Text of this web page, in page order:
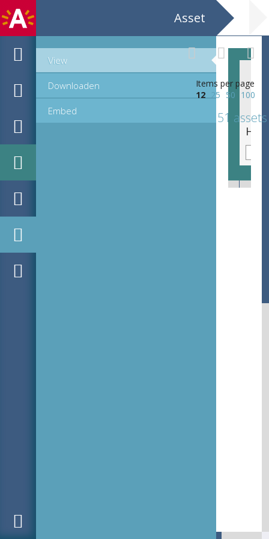
Asset
View
Downloaden
Embed
Items per page
12
25 50 100
51 assets